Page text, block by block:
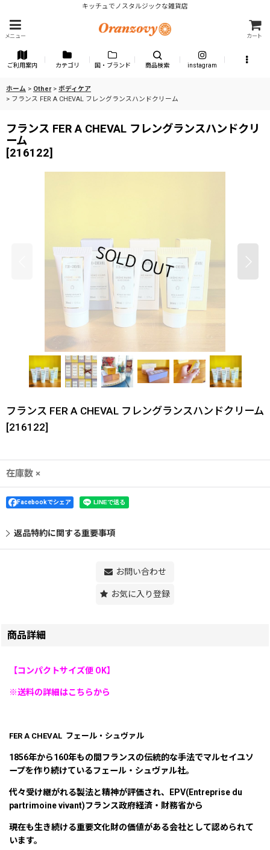
キッチュでノスタルジックな雑貨店
メニュー カート
ご利用案内 カテゴリ 国・ブランド 商品検索 instagram
ホーム > Other > ボディケア
> フランス FER A CHEVAL フレングランスハンドクリーム
フランス FER A CHEVAL フレングランスハンドクリ
ーム
[216122]
フランス FER A CHEVAL フレングランスハンドクリーム
[216122]
在庫数 ×
Facebookでシェア
返品特約に関する重要事項
お問い合わせ
お気に入り登録
商品詳細
【コンパクトサイズ便 OK】
※送料の詳細はこちらから
FER A CHEVAL フェール・シュヴァル
1856年から160年もの間フランスの伝統的な手法でマルセイユソ
ープを作り続けているフェール・シュヴァル社。
代々受け継がれる製法と精神が評価され、EPV(Entreprise du
partrimoine vivant)フランス政府経済・財務省から
現在も生き続ける重要文化財の価値がある会社として認められて
います。